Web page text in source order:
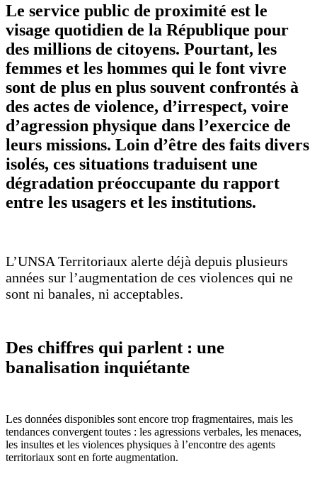
Le service public de proximité est le
visage quotidien de la République pour
des millions de citoyens. Pourtant, les
femmes et les hommes qui le font vivre
sont de plus en plus souvent confrontés à
des actes de violence, d’irrespect, voire
d’agression physique dans l’exercice de
leurs missions. Loin d’être des faits divers
isolés, ces situations traduisent une
dégradation préoccupante du rapport
entre les usagers et les institutions.
L’UNSA Territoriaux alerte déjà depuis plusieurs
années sur l’augmentation de ces violences qui ne
sont ni banales, ni acceptables.
Des chiffres qui parlent : une
banalisation inquiétante
Les données disponibles sont encore trop fragmentaires, mais les
tendances convergent toutes : les agressions verbales, les menaces,
les insultes et les violences physiques à l’encontre des agents
territoriaux sont en forte augmentation.